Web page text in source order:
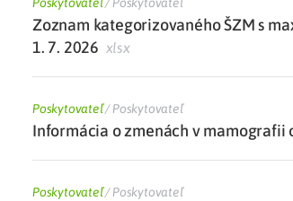
Poskytovateľ/Poskytovateľ
Zoznam kategorizovaného ŠZM s
1. 7. 2026 xlsx
Poskytovateľ/Poskytovateľ
Informácia o zmenách v mamografii
Poskytovateľ/Poskytovateľ